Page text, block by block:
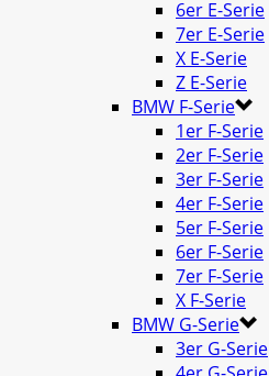
6er E-Serie
7er E-Serie
X E-Serie
Z E-Serie
BMW F-Serie
1er F-Serie
2er F-Serie
3er F-Serie
4er F-Serie
5er F-Serie
6er F-Serie
7er F-Serie
X F-Serie
BMW G-Serie
3er G-Serie